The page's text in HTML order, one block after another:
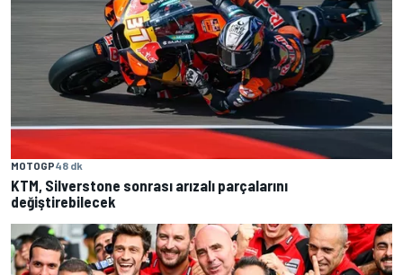
MOTOGP48 dk
KTM, Silverstone sonrası arızalı parçalarını
değiştirebilecek